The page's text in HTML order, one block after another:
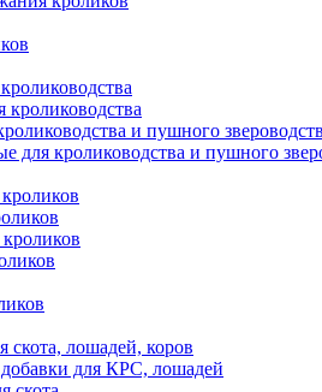
и пушного
кролиководства и пушного
скота, лошадей, коров
для КРС, лошадей